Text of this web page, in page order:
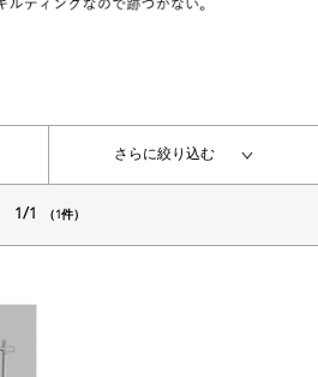
さらに絞り込む
1/1 （1件）